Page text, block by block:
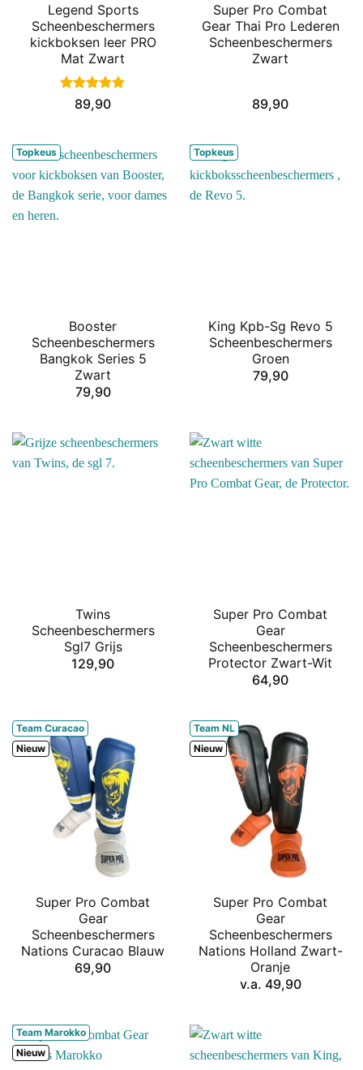
Legend Sports
Scheenbeschermers
kickboksen leer PRO
Mat Zwart
Gewaardeerd
uit 5
89,90
Super Pro Combat
Gear Thai Pro Lederen
Scheenbeschermers
Zwart
89,90
Topkeus
Booster
Scheenbeschermers
Bangkok Series 5
Zwart
79,90
Topkeus
King Kpb-Sg Revo 5
Scheenbeschermers
Groen
79,90
Twins
Scheenbeschermers
Sgl7 Grijs
129,90
Super Pro Combat
Gear
Scheenbeschermers
Protector Zwart-Wit
64,90
Team Curacao
Nieuw
Super Pro Combat
Gear
Scheenbeschermers
Nations Curacao Blauw
69,90
Team NL
Nieuw
Super Pro Combat
Gear
Scheenbeschermers
Nations Holland Zwart-
Oranje
v.a. 49,90
Team Marokko
Nieuw